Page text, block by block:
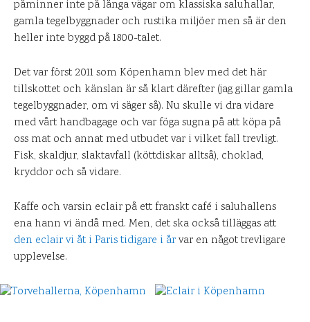
påminner inte på långa vägar om klassiska saluhallar,
gamla tegelbyggnader och rustika miljöer men så är den
heller inte byggd på 1800-talet.
Det var först 2011 som Köpenhamn blev med det här
tillskottet och känslan är så klart därefter (jag gillar gamla
tegelbyggnader, om vi säger så). Nu skulle vi dra vidare
med vårt handbagage och var föga sugna på att köpa på
oss mat och annat med utbudet var i vilket fall trevligt.
Fisk, skaldjur, slaktavfall (köttdiskar alltså), choklad,
kryddor och så vidare.
Kaffe och varsin eclair på ett franskt café i saluhallens
ena hann vi ändå med. Men, det ska också tilläggas att
den eclair vi åt i Paris tidigare i årvar en något trevligare
upplevelse.